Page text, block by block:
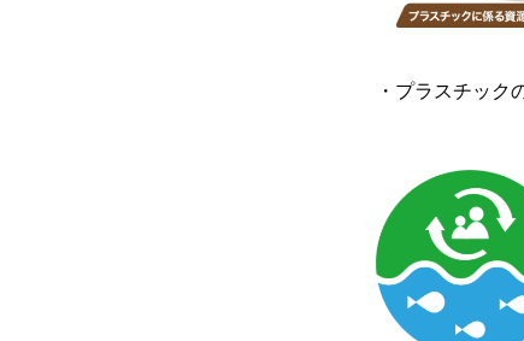
・プラスチック